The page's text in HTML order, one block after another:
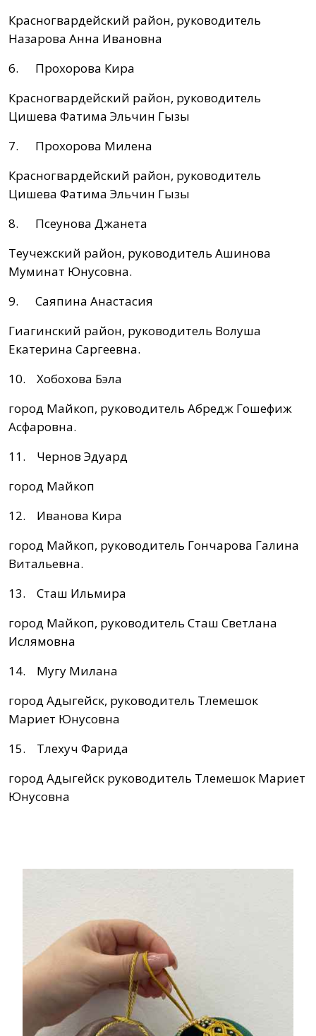
Красногвардейский район, руководитель
Назарова Анна Ивановна
6. Прохорова Кира
Красногвардейский район, руководитель
Цишева Фатима Эльчин Гызы
7. Прохорова Милена
Красногвардейский район, руководитель
Цишева Фатима Эльчин Гызы
8. Псеунова Джанета
Теучежский район, руководитель Ашинова
Муминат Юнусовна.
9. Саяпина Анастасия
Гиагинский район, руководитель Волуша
Екатерина Саргеевна.
10. Хобохова Бэла
город Майкоп, руководитель Абредж Гошефиж
Асфаровна.
11. Чернов Эдуард
город Майкоп
12. Иванова Кира
город Майкоп, руководитель Гончарова Галина
Витальевна.
13. Сташ Ильмира
город Майкоп, руководитель Сташ Светлана
Ислямовна
14. Мугу Милана
город Адыгейск, руководитель Тлемешок
Мариет Юнусовна
15. Тлехуч Фарида
город Адыгейск руководитель Тлемешок Мариет
Юнусовна